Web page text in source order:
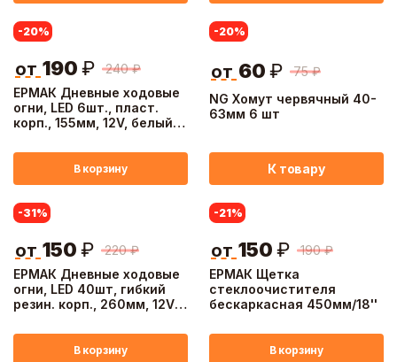
ЕРМАК Дневные ходовые
огни, LED 6шт., пласт.
корп., 155мм, 12V, белый,
-20%
240 ₽
от 190 ₽
В корзину
NG Хомут червячный 40-
63мм 6 шт
-20%
75 ₽
от 60 ₽
К товару
ЕРМАК Дневные ходовые
огни, LED 40шт, гибкий
резин. корп., 260мм, 12V,
-31%
220 ₽
от 150 ₽
В корзину
ЕРМАК Щетка
стеклоочистителя
бескаркасная 450мм/18''
-21%
190 ₽
от 150 ₽
В корзину